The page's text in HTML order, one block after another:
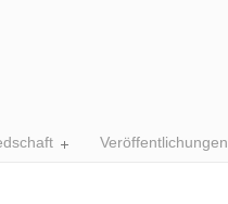
Veröffentlichungen